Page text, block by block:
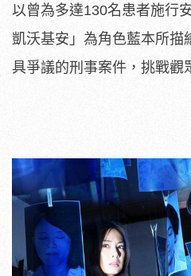
以曾為多達130名患者施行
凱沃基安」為角色藍本所描
具爭議的刑事案件，挑戰觀